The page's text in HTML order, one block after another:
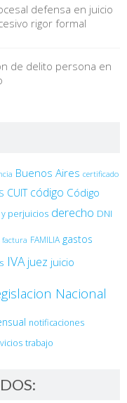
defensa en juicio
rigor formal
de delito persona en
Buenos Aires certificado
CUIT código Código
y perjuicios derecho DNI
factura FAMILIA gastos
IVA juez juicio
Nacional
notificaciones
trabajo